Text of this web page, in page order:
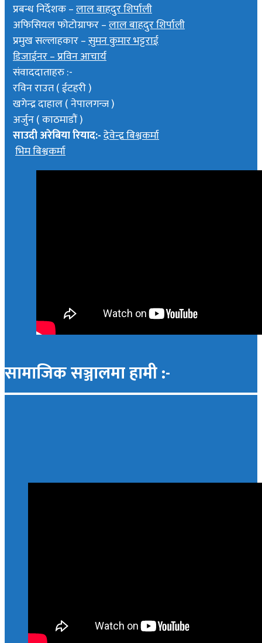
प्रबन्ध निर्देशक –लाल बाहदुर शिर्पाली
अफिसियल फोटोग्राफर –लाल बाहदुर शिर्पाली
प्रमुख सल्लाहकार –सुमन कुमार भट्टराई
डिजाईनर – प्रविन आचार्य
संवाददाताहरु :-
रविन राउत ( ईटहरी )
खगेन्द्र दाहाल ( नेपालगन्ज )
अर्जुन ( काठमाडौं )
साउदी अरेबिया रियाद:-देवेन्द्र बिश्वकर्मा
भिम बिश्वकर्मा
सामाजिक सञ्जालमा हामी :-